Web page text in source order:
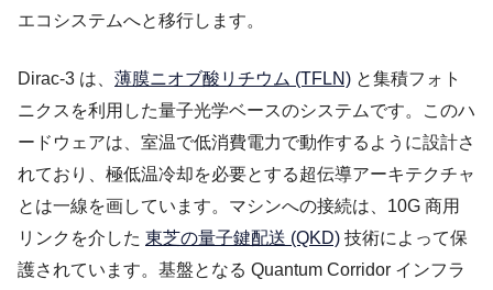
エコシステムへと移行します。
Dirac-3 は、 薄膜ニオブ酸リチウム (TFLN) と集積フォト
ニクスを利用した量子光学ベースのシステムです。このハ
ードウェアは、室温で低消費電力で動作するように設計さ
れており、極低温冷却を必要とする超伝導アーキテクチャ
とは一線を画しています。マシンへの接続は、10G 商用
リンクを介した 東芝の量子鍵配送 (QKD) 技術によって保
護されています。基盤となる Quantum Corridor インフラ